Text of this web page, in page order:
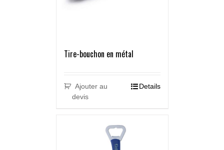
Tire-bouchon en métal
Ajouter au
devis
Details